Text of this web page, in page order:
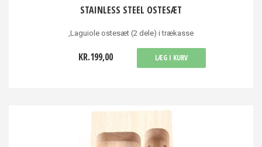
STAINLESS STEEL OSTESÆT
,Laguiole ostesæt (2 dele) i trækasse
KR.199,00 LÆG I KURV